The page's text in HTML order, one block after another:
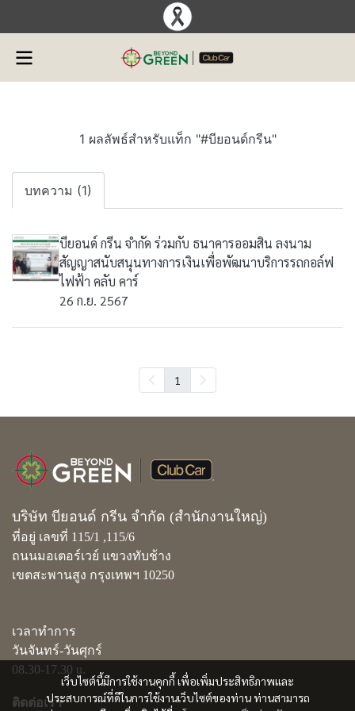
1 ผลลัพธ์สำหรับแท็ก "#บียอนด์กรีน"
บทความ (1)
บียอนด์ กรีน จำกัด ร่วมกับ ธนาคารออมสิน ลงนาม
สัญญาสนับสนุนทางการเงินเพื่อพัฒนาบริการรถกอล์ฟ
ไฟฟ้า คลับ คาร์
26 ก.ย. 2567
1
เว็บไซต์นี้มีการใช้งานคุกกี้ เพื่อเพิ่มประสิทธิภาพและ
ประสบการณ์ที่ดีในการใช้งานเว็บไซต์ของท่าน ท่านสามารถ
บริษัท บียอนด์ กรีน จำกัด (สำนักงานใหญ่)
ที่อยู่ เลขที่ 115/1 ,115/6
ถนนมอเตอร์เวย์ แขวงทับช้าง
เขตสะพานสูง กรุงเทพฯ 10250
เวลาทำการ
วันจันทร์-วันศุกร์
08.30-17.30 u.
ติดต่อเรา